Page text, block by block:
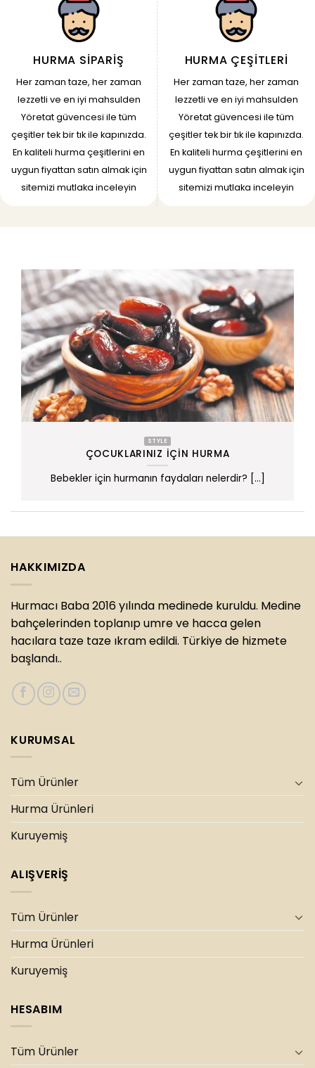
HURMA SIPARIŞ
Her zaman taze, her zaman
lezzetli ve en iyi mahsulden
Yöretat güvencesi ile tüm
çeşitler tek bir tık ile kapınızda.
En kaliteli hurma çeşitlerini en
uygun fiyattan satın almak için
sitemizi mutlaka inceleyin
HURMA ÇEŞITLERI
Her zaman taze, her zaman
lezzetli ve en iyi mahsulden
Yöretat güvencesi ile tüm
çeşitler tek bir tık ile kapınızda.
En kaliteli hurma çeşitlerini en
uygun fiyattan satın almak için
sitemizi mutlaka inceleyin
STYLE
ÇOCUKLARINIZ İÇIN HURMA
Bebekler için hurmanın faydaları nelerdir? [...]
HAKKIMIZDA
Hurmacı Baba 2016 yılında medinede kuruldu. Medine
bahçelerinden toplanıp umre ve hacca gelen
hacılara taze taze ıkram edildi. Türkiye de hizmete
başlandı..
KURUMSAL
Tüm Ürünler
Hurma Ürünleri
Kuruyemiş
ALIŞVERİŞ
Tüm Ürünler
Hurma Ürünleri
Kuruyemiş
HESABIM
Tüm Ürünler